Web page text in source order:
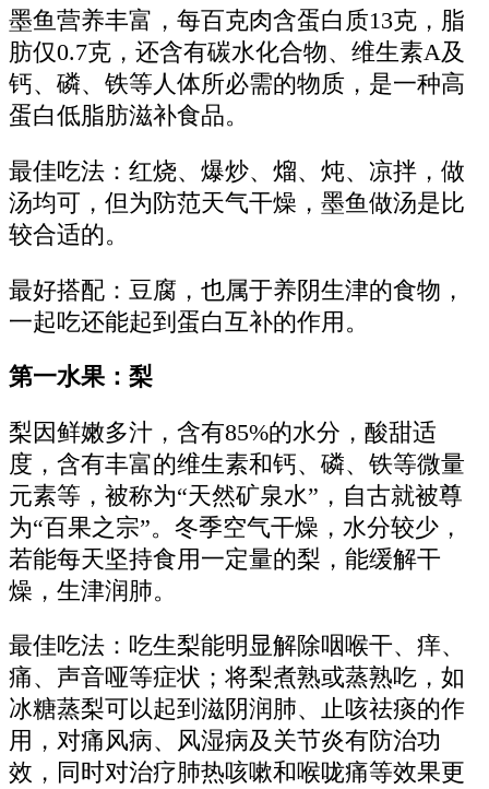
墨鱼营养丰富，每百克肉含蛋白质13克，脂
肪仅0.7克，还含有碳水化合物、维生素A及
钙、磷、铁等人体所必需的物质，是一种高
蛋白低脂肪滋补食品。
最佳吃法：红烧、爆炒、熘、炖、凉拌，做
汤均可，但为防范天气干燥，墨鱼做汤是比
较合适的。
最好搭配：豆腐，也属于养阴生津的食物，
一起吃还能起到蛋白互补的作用。
第一水果：梨
梨因鲜嫩多汁，含有85%的水分，酸甜适
度，含有丰富的维生素和钙、磷、铁等微量
元素等，被称为“天然矿泉水”，自古就被尊
为“百果之宗”。冬季空气干燥，水分较少，
若能每天坚持食用一定量的梨，能缓解干
燥，生津润肺。
最佳吃法：吃生梨能明显解除咽喉干、痒、
痛、声音哑等症状；将梨煮熟或蒸熟吃，如
冰糖蒸梨可以起到滋阴润肺、止咳祛痰的作
用，对痛风病、风湿病及关节炎有防治功
效，同时对治疗肺热咳嗽和喉咙痛等效果更